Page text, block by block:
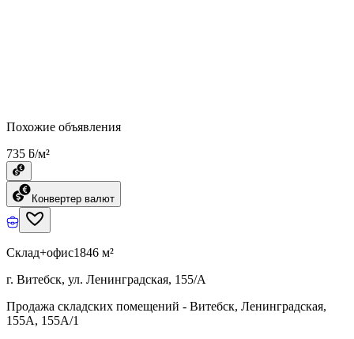
Похожие объявления
735 ƃ/м²
Конвертер валют
Склад+офис1846 м²
г. Витебск, ул. Ленинградская, 155/А
Продажа складских помещений - Витебск, Ленинградская,
155А, 155А/1